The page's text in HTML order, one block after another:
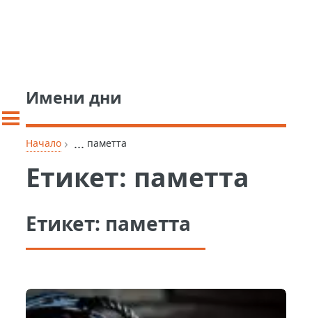
Имени дни
Начало › ... паметта
Етикет: паметта
Етикет: паметта